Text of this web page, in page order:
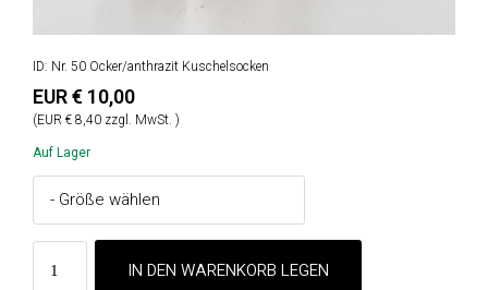
ID: Nr. 50 Ocker/anthrazit Kuschelsocken
EUR € 10,00
(EUR € 8,40 zzgl. MwSt. )
Auf Lager